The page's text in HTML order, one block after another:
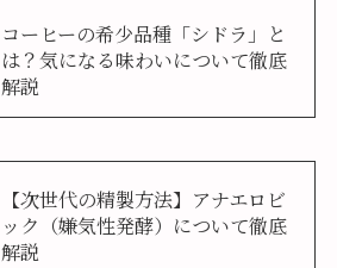
コーヒーの希少品種「シドラ」と
は？気になる味わいについて徹底
解説
【次世代の精製方法】アナエロビ
ック（嫌気性発酵）について徹底
解説